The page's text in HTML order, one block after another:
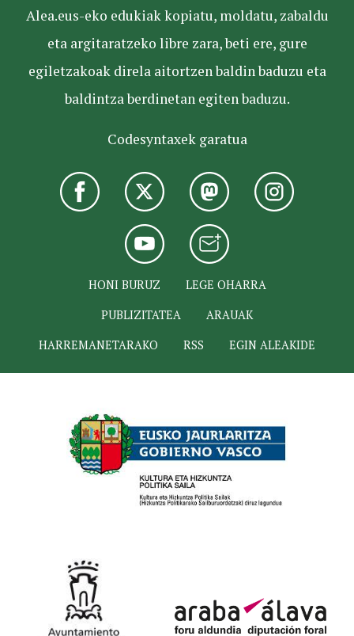
Alea.eus-eko edukiak kopiatu, moldatu, zabaldu
eta argitaratzeko libre zara, beti ere, gure
egiletzakoak direla aitortzen baldin baduzu eta
baldintza berdinetan egiten baduzu.
Codesyntaxek garatua
HONI BURUZ
LEGE OHARRA
PUBLIZITATEA
ARAUAK
HARREMANETARAKO
RSS EGIN ALEAKIDE